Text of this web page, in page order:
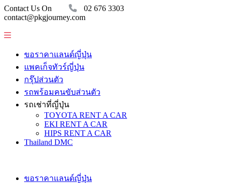
Contact Us On
02 676 3303
contact@pkgjourney.com
ขอราคาแลนด์ญี่ปุ่น
แพคเก็จทัวร์ญี่ปุ่น
กรุ๊ปส่วนตัว
รถพร้อมคนขับส่วนตัว
รถเช่าที่ญี่ปุ่น
TOYOTA RENT A CAR
EKI RENT A CAR
HIPS RENT A CAR
Thailand DMC
ขอราคาแลนด์ญี่ปุ่น